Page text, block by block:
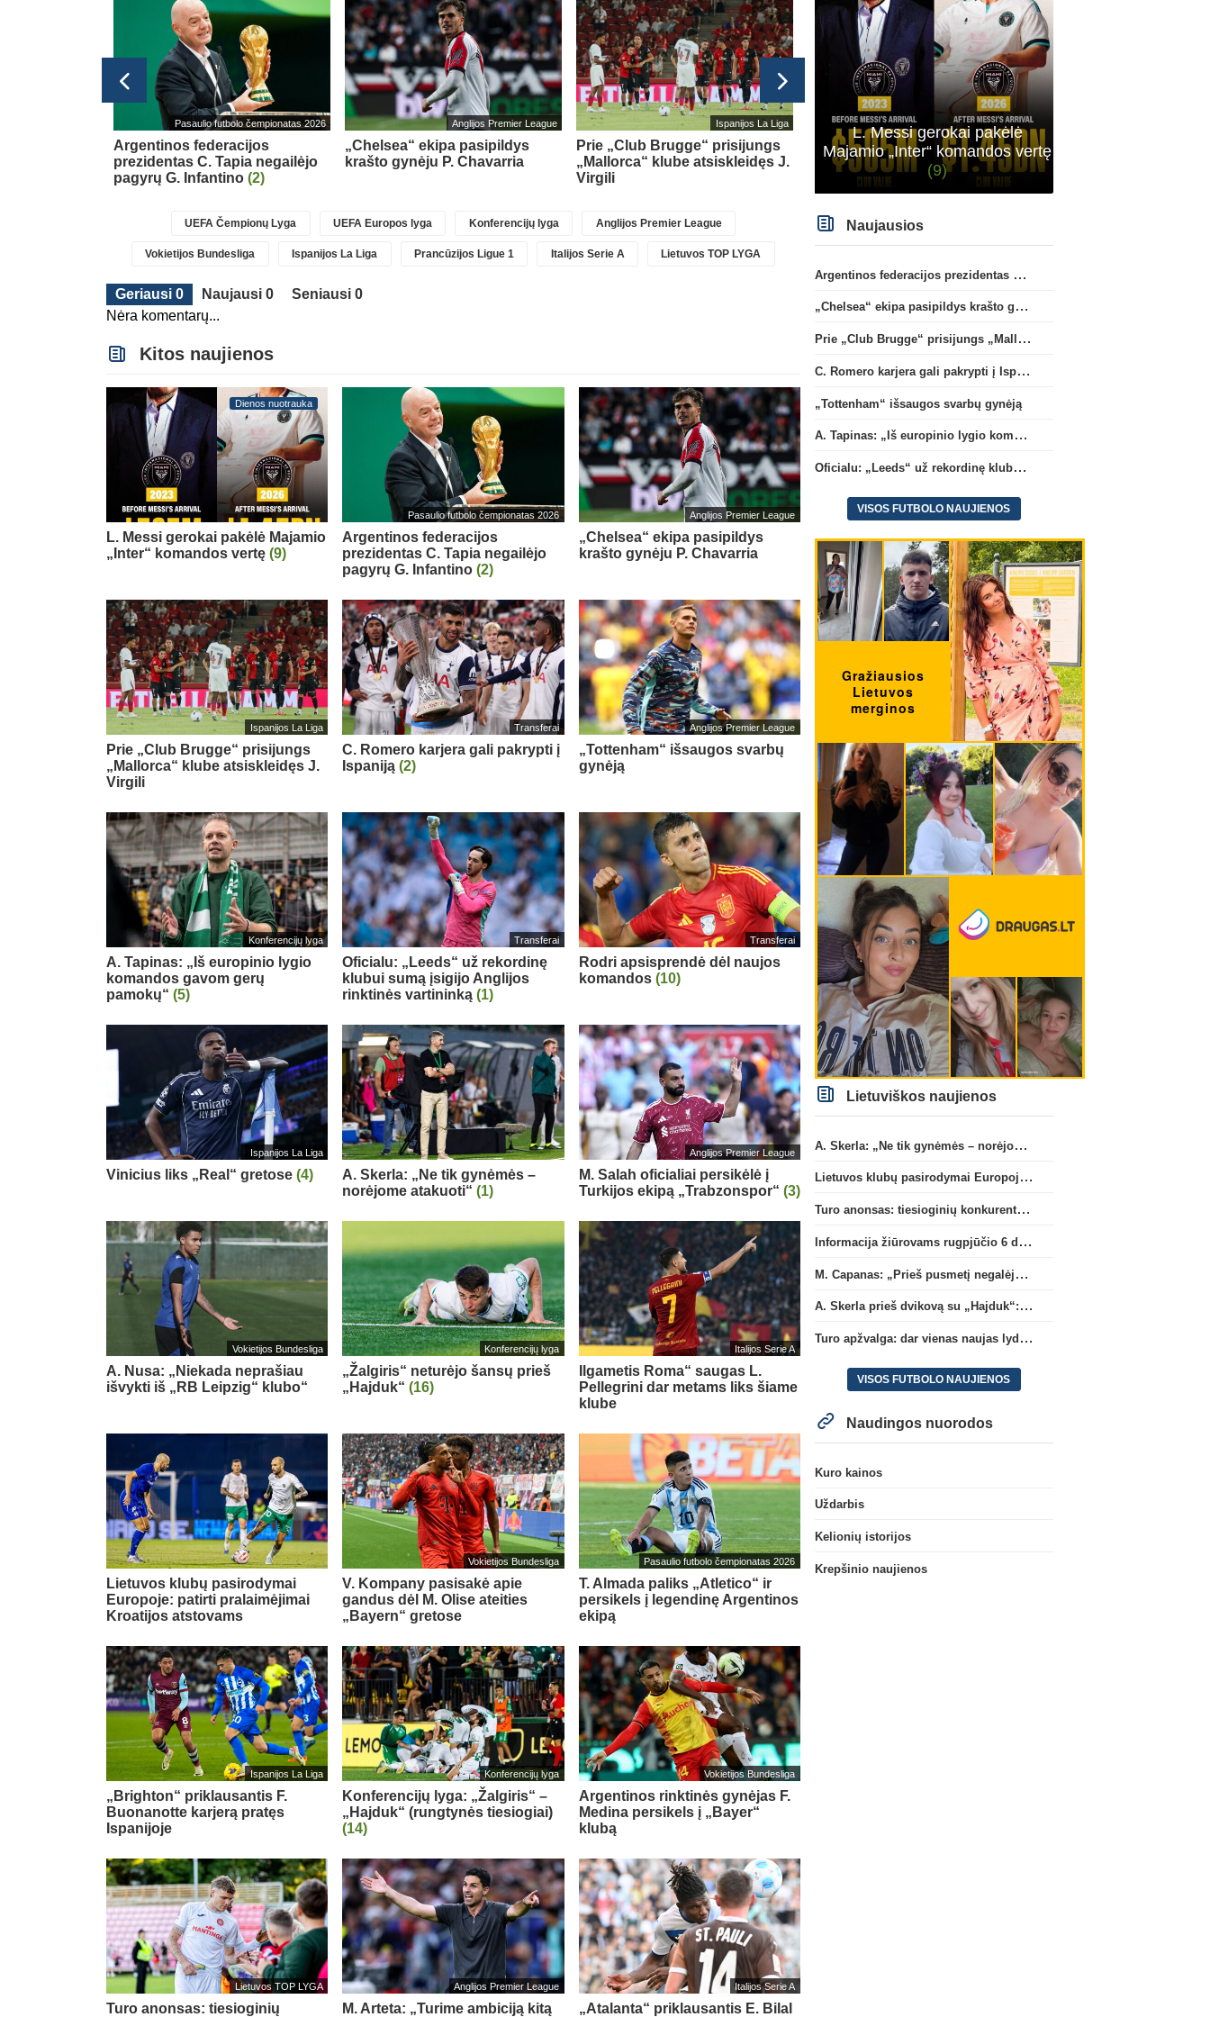
Pasaulio futbolo čempionatas 2026
Argentinos federacijos
prezidentas C. Tapia negailėjo
pagyrų G. Infantino (2)
Anglijos Premier League
„Chelsea“ ekipa pasipildys
krašto gynėju P. Chavarria
Ispanijos La Liga
Prie „Club Brugge“ prisijungs
„Mallorca“ klube atsiskleidęs J.
Virgili
Konferencijų lyga
A. Tapinas: „Iš europinio lygio
komandos gavom gerų
pamokų“ (5)
Oficialu: „Leeds“ už
klubui sumą įsigijo
UEFA Čempionų Lyga UEFA Europos lyga Konferencijų lyga Anglijos Premier League
Vokietijos Bundesliga Ispanijos La Liga Prancūzijos Ligue 1 Italijos Serie A Lietuvos TOP LYGA
Geriausi 0 Naujausi 0
Seniausi 0
Nėra komentarų...
Kitos naujienos
Dienos nuotrauka
L. Messi gerokai pakėlė Majamio
„Inter“ komandos vertę (9)
Pasaulio futbolo čempionatas 2026
Argentinos federacijos
prezidentas C. Tapia negailėjo
pagyrų G. Infantino(2)
Anglijos Premier League
„Chelsea“ ekipa pasipildys
krašto gynėju P. Chavarria
Ispanijos La Liga
Prie „Club Brugge“ prisijungs
„Mallorca“ klube atsiskleidęs J.
Virgili
Transferai
C. Romero karjera gali pakrypti į
Ispaniją(2)
Anglijos Premier League
„Tottenham“ išsaugos svarbų
gynėją
Konferencijų lyga
A. Tapinas: „Iš europinio lygio
komandos gavom gerų
pamokų“ (5)
Transferai
Oficialu: „Leeds“ už rekordinę
klubui sumą įsigijo Anglijos
rinktinės vartininką(1)
Transferai
Rodri apsisprendė dėl naujos
komandos (10)
Ispanijos La Liga
Vinicius liks „Real“ gretose (4)
A. Skerla: „Ne tik gynėmės –
norėjome atakuoti“(1)
Anglijos Premier League
M. Salah oficialiai persikėlė į
Turkijos ekipą „Trabzonspor“ (3)
Vokietijos Bundesliga
A. Nusa: „Niekada neprašiau
išvykti iš „RB Leipzig“ klubo“
Konferencijų lyga
„Žalgiris“ neturėjo šansų prieš
„Hajduk“(16)
Italijos Serie A
Ilgametis Roma“ saugas L.
Pellegrini dar metams liks šiame
klube
Lietuvos klubų pasirodymai
Europoje: patirti pralaimėjimai
Kroatijos atstovams
Vokietijos Bundesliga
V. Kompany pasisakė apie
gandus dėl M. Olise ateities
„Bayern“ gretose
Pasaulio futbolo čempionatas 2026
T. Almada paliks „Atletico“ ir
persikels į legendinę Argentinos
ekipą
Ispanijos La Liga
„Brighton“ priklausantis F.
Buonanotte karjerą pratęs
Ispanijoje
Konferencijų lyga
Konferencijų lyga: „Žalgiris“ –
„Hajduk“ (rungtynės tiesiogiai)
(14)
Vokietijos Bundesliga
Argentinos rinktinės gynėjas F.
Medina persikels į „Bayer“
klubą
Lietuvos TOP LYGA
Turo anonsas: tiesioginių
Anglijos Premier League
M. Arteta: „Turime ambiciją kitą
Italijos Serie A
„Atalanta“ priklausantis E. Bilal
L. Messi gerokai pakėlė
Majamio „Inter“ komandos vertę
(9)
Naujausios
Argentinos federacijos prezidentas C. Tapia negailėjo pagyrų G. Infantino
„Chelsea“ ekipa pasipildys krašto gynėju P. Chavarria
Prie „Club Brugge“ prisijungs „Mallorca“ klube atsiskleidęs J. Virgili
C. Romero karjera gali pakrypti į Ispaniją
„Tottenham“ išsaugos svarbų gynėją
A. Tapinas: „Iš europinio lygio komandos gavom gerų pamokų“
Oficialu: „Leeds“ už rekordinę klubui sumą įsigijo Anglijos rinktinės vartininką
VISOS FUTBOLO NAUJIENOS
Lietuviškos naujienos
A. Skerla: „Ne tik gynėmės – norėjome atakuoti“
Lietuvos klubų pasirodymai Europoje: patirti pralaimėjimai Kroatijos atstovams
Turo anonsas: tiesioginių konkurentų dvikova Gargžduose
Informacija žiūrovams rugpjūčio 6 d. UEFA rungtynėms
M. Capanas: „Prieš pusmetį negalėjau net įsivaizduoti, kad žaisime prieš „Hajduk“
A. Skerla prieš dvikovą su „Hajduk“: „Tai kito kalibro komanda“
Turo apžvalga: dar vienas naujas lyderis
VISOS FUTBOLO NAUJIENOS
Naudingos nuorodos
Kuro kainos
Uždarbis
Kelionių istorijos
Krepšinio naujienos